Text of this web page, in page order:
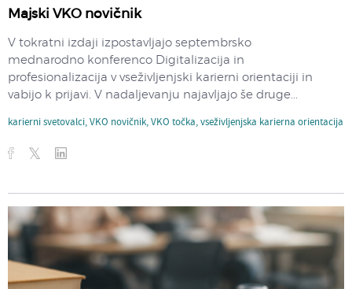
Majski VKO novičnik
V tokratni izdaji izpostavljajo septembrsko
mednarodno konferenco Digitalizacija in
profesionalizacija v vseživljenjski karierni orientaciji in
vabijo k prijavi. V nadaljevanju najavljajo še druge...
karierni svetovalci,VKO novičnik,VKO točka,vseživljenjska karierna orientacija